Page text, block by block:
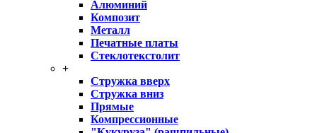
Алюминий
Композит
Металл
Печатные платы
Стеклотекстолит
+
Стружка вверх
Стружка вниз
Прямые
Компрессионные